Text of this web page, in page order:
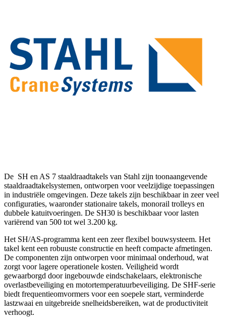
De SH en AS 7 staaldraadtakels van Stahl zijn toonaangevende
staaldraadtakelsystemen, ontworpen voor veelzijdige toepassingen
in industriële omgevingen. Deze takels zijn beschikbaar in zeer veel
configuraties, waaronder stationaire takels, monorail trolleys en
dubbele katuitvoeringen. De SH30 is beschikbaar voor lasten
variërend van 500 tot wel 3.200 kg.
Het SH/AS-programma kent een zeer flexibel bouwsysteem. Het
takel kent een robuuste constructie en heeft compacte afmetingen.
De componenten zijn ontworpen voor minimaal onderhoud, wat
zorgt voor lagere operationele kosten. Veiligheid wordt
gewaarborgd door ingebouwde eindschakelaars, elektronische
overlastbeveiliging en motortemperatuurbeveiliging. De SHF-serie
biedt frequentieomvormers voor een soepele start, verminderde
lastzwaai en uitgebreide snelheidsbereiken, wat de productiviteit
verhoogt.